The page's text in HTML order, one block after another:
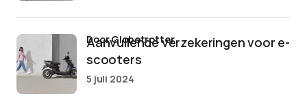
Aanvullende verzekeringen voor e-
scooters
door Globetrotter
5 juli 2024